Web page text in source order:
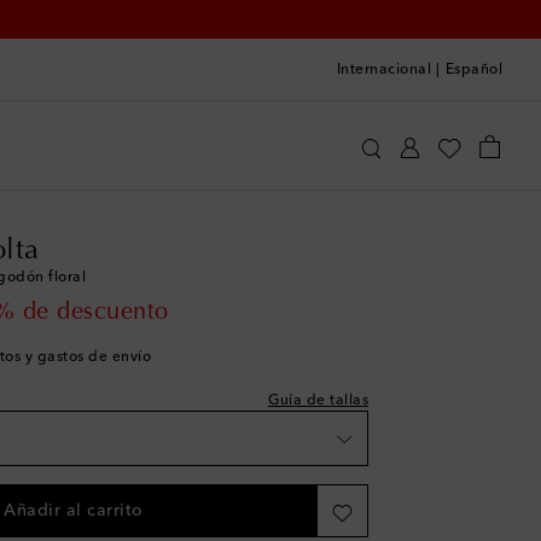
Internacional Español
floral
de descuento
y gastos de envío
Guía de tallas
a la talla
Añadir al carrito